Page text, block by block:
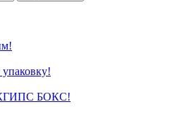
БОКС!